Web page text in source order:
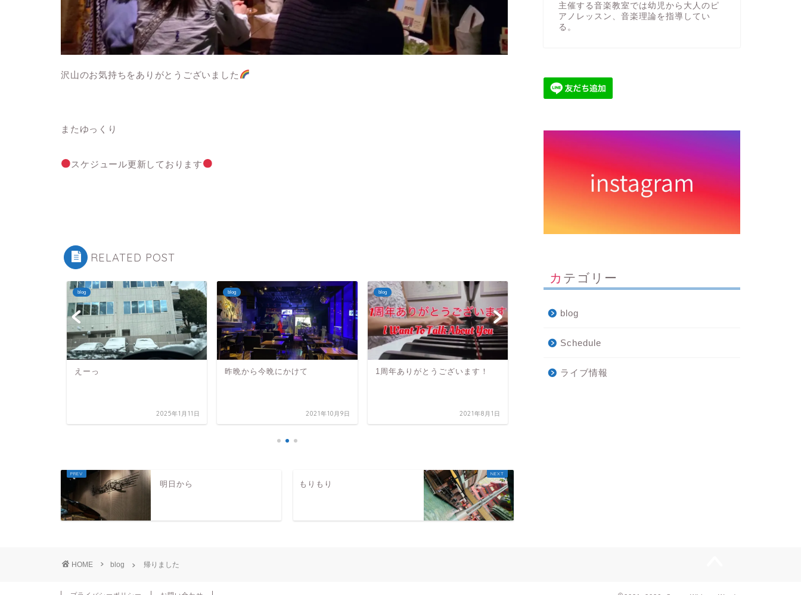
沢山のお気持ちをありがとうございました
またゆっくり
スケジュール更新しております
RELATED POST
blog
えーっ
2025年1月11日
blog
昨晩から今晩にかけて
2021年10月9日
blog
1周年ありがとうございます！
2021年8月1日
えーっ
明日から もりもり
主催する音楽教室では幼児から大人のピ
アノレッスン、音楽理論を指導してい
る。
カテゴリー
blog
Schedule
ライブ情報
HOME blog 帰りました